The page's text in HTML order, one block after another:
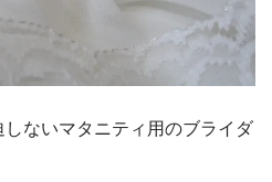
ないマタニティ用のブライダ